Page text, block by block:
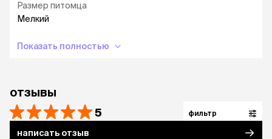
Размер питомца
Мелкий
Показать полностью
отзывы
5 фильтр
написать отзыв